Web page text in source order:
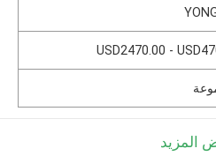
USD2470.00 -
المزيد